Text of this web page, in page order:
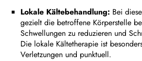
Lokale Kältebehandlung: Bei
gezielt die betroffene Körperstelle
Schwellungen zu reduzieren und
Die lokale Kältetherapie ist
Verletzungen und punktuell.